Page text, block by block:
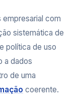
empresarial com
sistemática de
política de uso
a dados
de uma
coerente.